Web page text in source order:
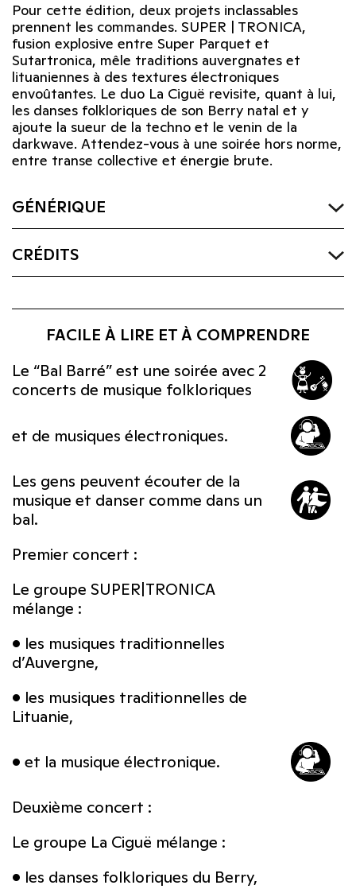
Pour cette édition, deux projets inclassables
prennent les commandes. SUPER | TRONICA,
fusion explosive entre Super Parquet et
Sutartronica, mêle traditions auvergnates et
lituaniennes à des textures électroniques
envoûtantes. Le duo La Ciguë revisite, quant à lui,
les danses folkloriques de son Berry natal et y
ajoute la sueur de la techno et le venin de la
darkwave. Attendez-vous à une soirée hors norme,
entre transe collective et énergie brute.
GÉNÉRIQUE
CRÉDITS
FACILE À LIRE ET À COMPRENDRE
Le “Bal Barré” est une soirée avec 2
concerts de musique folkloriques
et de musiques électroniques.
Les gens peuvent écouter de la
musique et danser comme dans un
bal.
Premier concert :
Le groupe SUPER|TRONICA
mélange :
• les musiques traditionnelles
d’Auvergne,
• les musiques traditionnelles de
Lituanie,
• et la musique électronique.
Deuxième concert :
Le groupe La Ciguë mélange :
• les danses folkloriques du Berry,